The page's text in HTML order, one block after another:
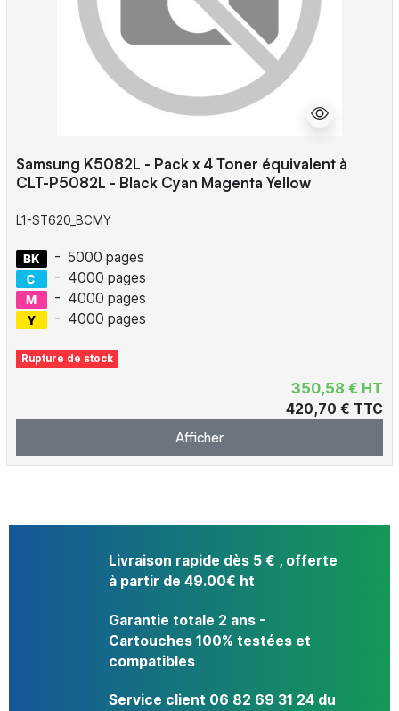
Samsung K5082L - Pack x 4 Toner équivalent à
CLT-P5082L - Black Cyan Magenta Yellow
L1-ST620_BCMY
- 5000 pages
- 4000 pages
- 4000 pages
- 4000 pages
Rupture de stock
350,58 € HT
420,70 € TTC
Afficher
Livraison rapide dès 5 € , offerte
à partir de 49.00€ ht
Garantie totale 2 ans -
Cartouches 100% testées et
compatibles
Service client 06 82 69 31 24 du